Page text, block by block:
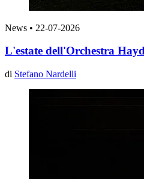
News • 22-07-2026
L'estate dell'Orchestra
di Stefano Nardelli